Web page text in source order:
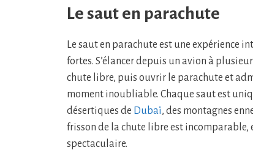
Le saut en parachute
Le saut en parachute est une expérience
fortes. S’élancer depuis un avion à
chute libre, puis ouvrir le parachute et
moment inoubliable. Chaque saut est
désertiques de Dubaï, des montagnes
frisson de la chute libre est
spectaculaire.